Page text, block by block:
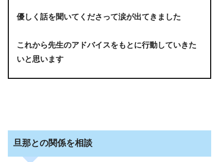
優しく話を聞いてくださって涙が出てきました
これから先生のアドバイスをもとに行動していきた
いと思います
旦那との関係を相談